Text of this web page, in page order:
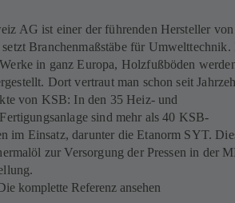
AG ist einer der führenden Hersteller von
Branchenmaßstäbe für Umwelttechnik.
in ganz Europa, Holzfußböden
Dort vertraut man schon seit
von KSB: In den 35 Heiz- und
sind mehr als 40 KSB-
im Einsatz, darunter die Etanorm SYT.
zur Versorgung der Pressen in der
komplette Referenz ansehen